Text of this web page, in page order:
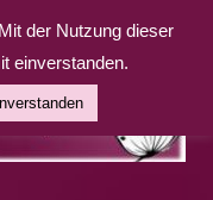
der Nutzung dieser
einverstanden.